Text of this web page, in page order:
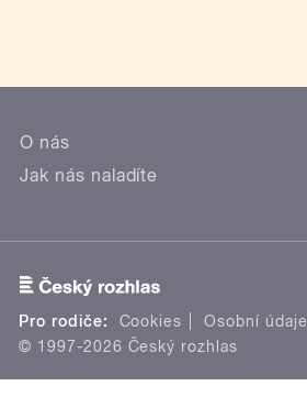
O nás
Jak nás naladíte
Pro rodiče: Cookies Osobní údaje
© 1997-2026 Český rozhlas